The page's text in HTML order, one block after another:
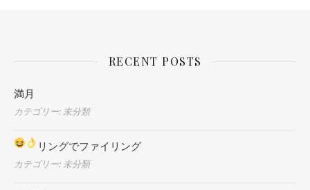
RECENT POSTS
満月
カテゴリー: 未分類
リングでファイリング
カテゴリー: 未分類